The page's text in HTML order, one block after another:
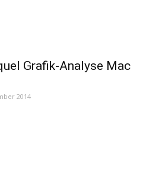
Grafik-Analyse Mac
2014